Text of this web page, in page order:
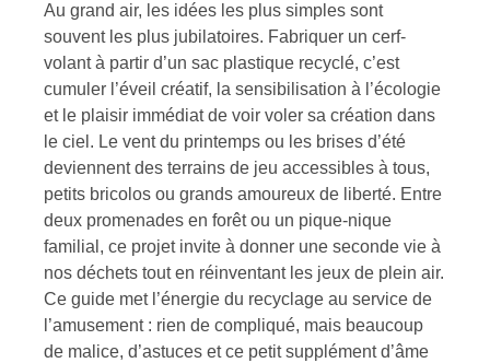
Au grand air, les idées les plus simples sont
souvent les plus jubilatoires. Fabriquer un cerf-
volant à partir d’un sac plastique recyclé, c’est
cumuler l’éveil créatif, la sensibilisation à l’écologie
et le plaisir immédiat de voir voler sa création dans
le ciel. Le vent du printemps ou les brises d’été
deviennent des terrains de jeu accessibles à tous,
petits bricolos ou grands amoureux de liberté. Entre
deux promenades en forêt ou un pique-nique
familial, ce projet invite à donner une seconde vie à
nos déchets tout en réinventant les jeux de plein air.
Ce guide met l’énergie du recyclage au service de
l’amusement : rien de compliqué, mais beaucoup
de malice, d’astuces et ce petit supplément d’âme